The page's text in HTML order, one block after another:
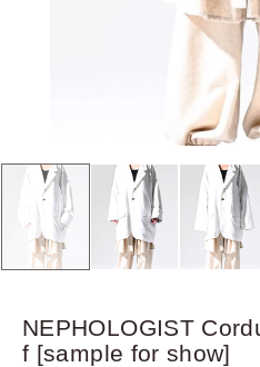
NEPHOLOGIST
f [sample for show]